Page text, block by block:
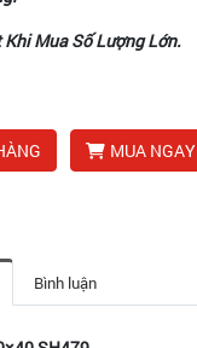
Mua Số Lượng Lớn.
MUA NGAY
Bình luận